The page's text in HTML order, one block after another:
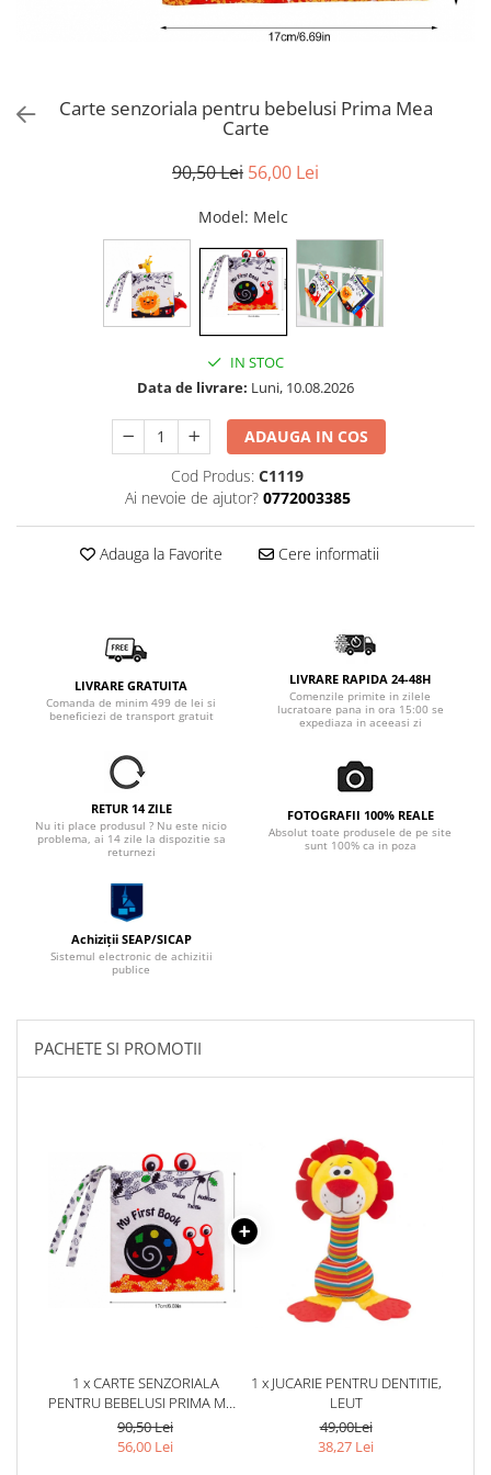
Tablite, Litere si Cifre
Carte senzoriala pentru bebelusi Prima Mea
Carte
90,50 Lei 56,00 Lei
Model: Melc
IN STOC
Data de livrare: Luni, 10.08.2026
ADAUGA IN COS
Cod Produs: C1119
Ai nevoie de ajutor? 0772003385
Adauga la Favorite Cere informatii
LIVRARE GRATUITA
Comanda de minim 499 de lei si
beneficiezi de transport gratuit
LIVRARE RAPIDA 24-48H
Comenzile primite in zilele
lucratoare pana in ora 15:00 se
expediaza in aceeasi zi
RETUR 14 ZILE
Nu iti place produsul ? Nu este nicio
problema, ai 14 zile la dispozitie sa
returnezi
FOTOGRAFII 100% REALE
Absolut toate produsele de pe site
sunt 100% ca in poza
Achiziții SEAP/SICAP
Sistemul electronic de achizitii
publice
PACHETE SI PROMOTII
1 x CARTE SENZORIALA
PENTRU BEBELUSI PRIMA MEA
CARTE
90,50 Lei
56,00 Lei
1 x JUCARIE PENTRU DENTITIE,
LEUT
49,00Lei
38,27 Lei